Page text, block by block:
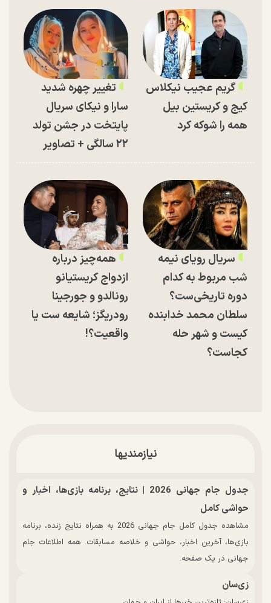
گریم عجیب نیکلاس
کیج و کریستین بیل
همه را شوکه کرد
تغییر چهره شدید
سارا و نیکای سریال
پایتخت در جشن تولد
۲۲ سالگی + تصاویر
سریال رویای نیمه
شب مربوط به کدام
دوره تاریخی‌ست؟
سلطان محمد خدابنده
کیست و شهر حله
کجاست؟
همه‌چیز درباره
ازدواج کریستیانو
رونالدو و جورجینا
رودریگز؛ شایعه ست یا
واقعیت؟!
نیازمندیها
جدول جام جهانی 2026 | نتایج، برنامه بازی‌ها، اخبار و
حواشی کامل
مشاهده جدول کامل جام جهانی 2026 به همراه نتایج زنده، برنامه
بازی‌ها، آخرین اخبار، حواشی و خلاصه مسابقات. همه اطلاعات جام
جهانی در یک صفحه.
زی‌سان